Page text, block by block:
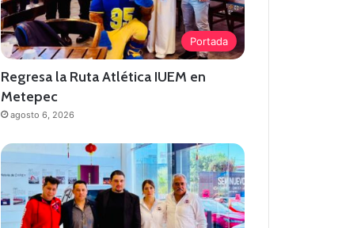
Portada
Regresa la Ruta Atlética IUEM en
Metepec
agosto 6, 2026